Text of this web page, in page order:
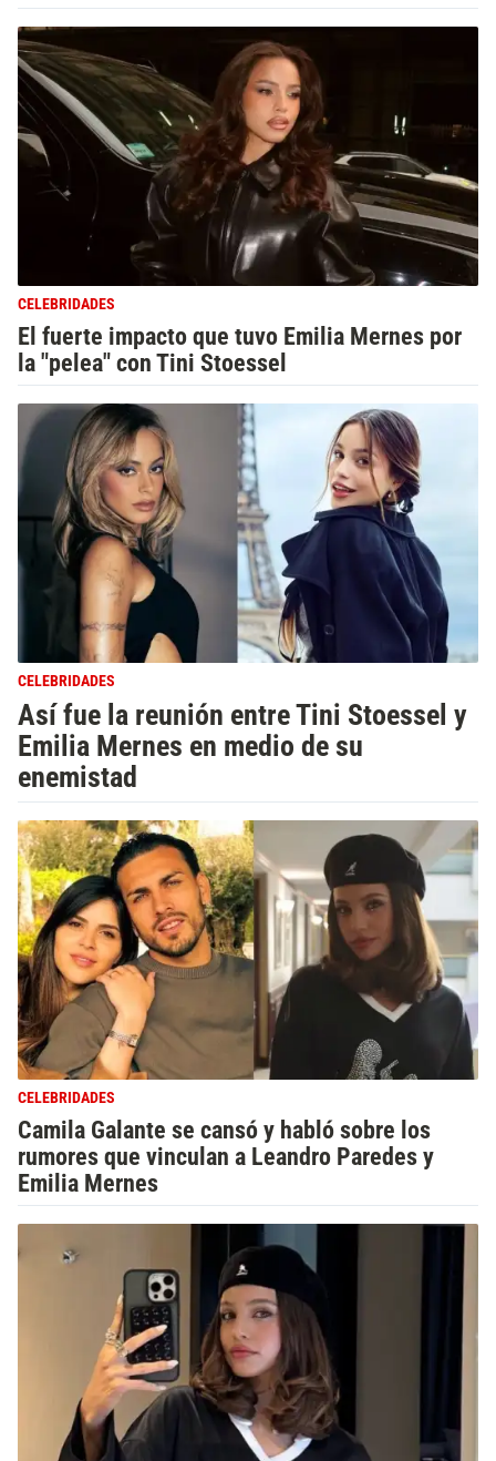
CELEBRIDADES
El fuerte impacto que tuvo Emilia Mernes por
la "pelea" con Tini Stoessel
CELEBRIDADES
Así fue la reunión entre Tini Stoessel y
Emilia Mernes en medio de su
enemistad
CELEBRIDADES
Camila Galante se cansó y habló sobre los
rumores que vinculan a Leandro Paredes y
Emilia Mernes